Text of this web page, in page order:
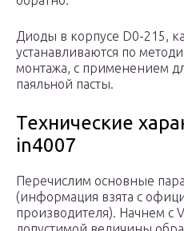
Диоды в корпусе D0-215,
устанавливаются по
монтажа, с применением
паяльной пасты.
Технические
in4007
Перечислим основные
(информация взята с
производителя). Начнем с